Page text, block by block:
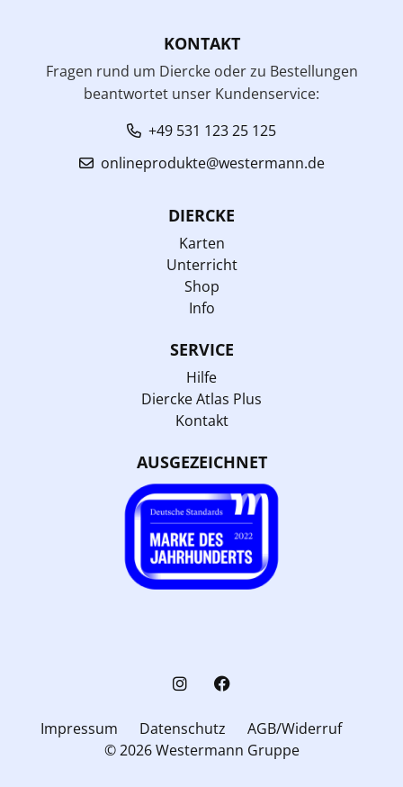
KONTAKT
Fragen rund um Diercke oder zu Bestellungen
beantwortet unser Kundenservice:
+49 531 123 25 125
onlineprodukte@westermann.de
DIERCKE
Karten
Unterricht
Shop
Info
SERVICE
Hilfe
Diercke Atlas Plus
Kontakt
AUSGEZEICHNET
Impressum Datenschutz
AGB/Widerruf
© 2026 Westermann Gruppe